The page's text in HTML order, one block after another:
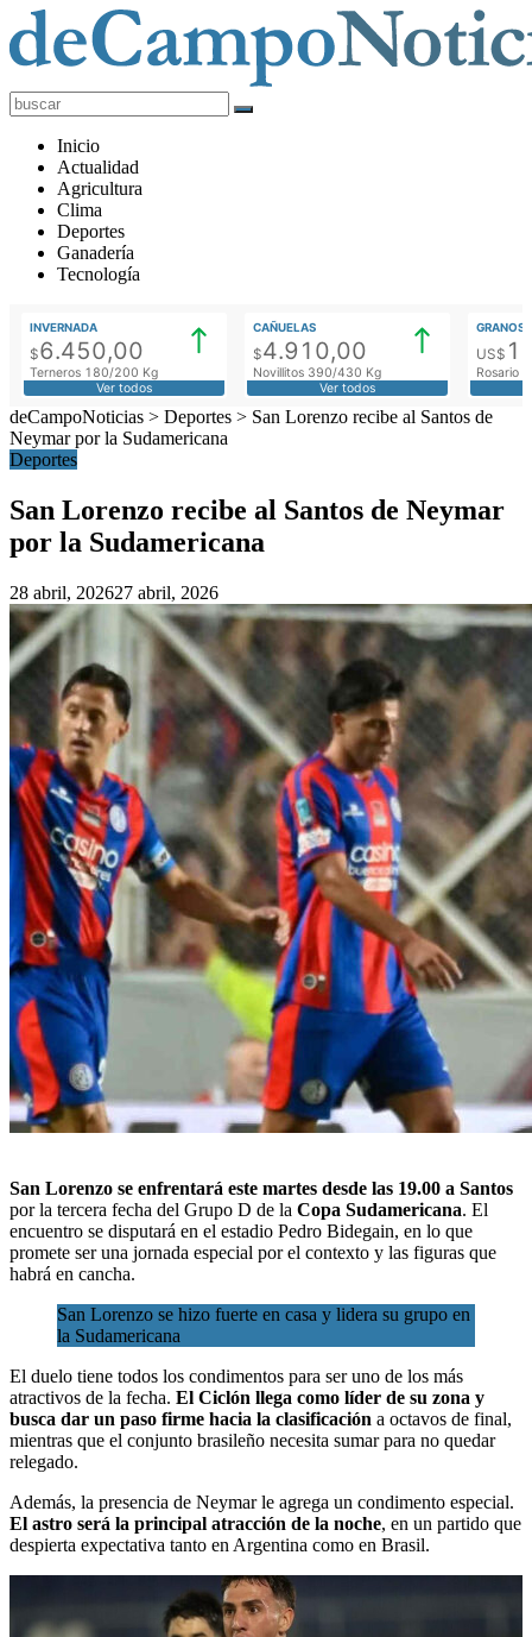
deCampoNoticias
Actualidad
Agropecuaria
Inicio
Actualidad
Agricultura
Clima
Deportes
Ganadería
Tecnología
INVERNADA
$6.450,00
Terneros 180/200 Kg
Ver todos
CAÑUELAS
$4.910,00
Novillitos 390/430 Kg
Ver todos
GRANOS
US$
Rosario
deCampoNoticias > Deportes > San Lorenzo recibe al Santos de
Neymar por la Sudamericana
Deportes
San Lorenzo recibe al Santos de Neymar
por la Sudamericana
28 abril, 202627 abril, 2026
San Lorenzo se enfrentará este martes desde las 19.00 a Santos
por la tercera fecha del Grupo D de la Copa Sudamericana. El
encuentro se disputará en el estadio Pedro Bidegain, en lo que
promete ser una jornada especial por el contexto y las figuras que
habrá en cancha.
San Lorenzo se hizo fuerte en casa y lidera su grupo en
la Sudamericana
El duelo tiene todos los condimentos para ser uno de los más
atractivos de la fecha. El Ciclón llega como líder de su zona y
busca dar un paso firme hacia la clasificación a octavos de final,
mientras que el conjunto brasileño necesita sumar para no quedar
relegado.
Además, la presencia de Neymar le agrega un condimento especial.
El astro será la principal atracción de la noche, en un partido que
despierta expectativa tanto en Argentina como en Brasil.